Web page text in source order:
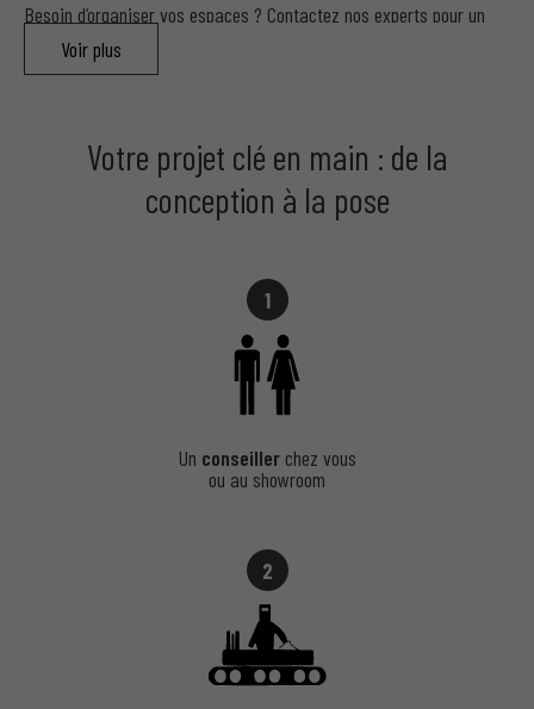
Besoin d’organiser vos espaces ? Contactez nos experts pour un
devis sur mesure.
Anti-Stationnement
Les potelets fixes sont idéaux pour une délimitation permanente et
une protection continue des espaces sensibles.
Disponibles en différents styles, matériaux et coloris.
Une solution parfaite pour sécuriser les trottoirs et zones
Voir plus
Votre projet clé en main : de la
conception à la pose
1
Un conseillerchez vous
ou au showroom
2